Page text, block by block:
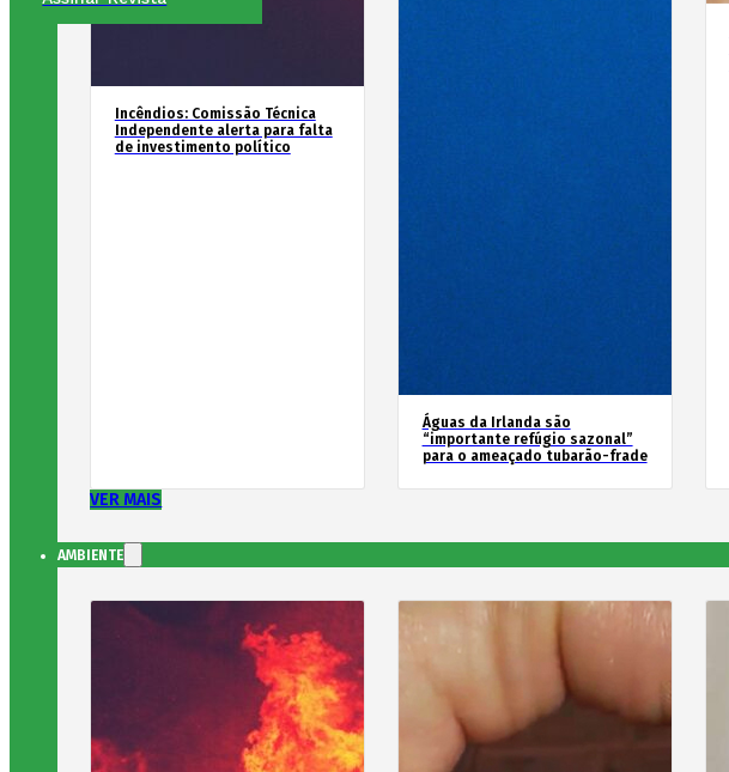
Incêndios: Comissão Técnica
Independente alerta para falta
de investimento político
Águas da Irlanda são
“importante refúgio sazonal”
para o ameaçado tubarão-frade
VER MAIS
AMBIENTE